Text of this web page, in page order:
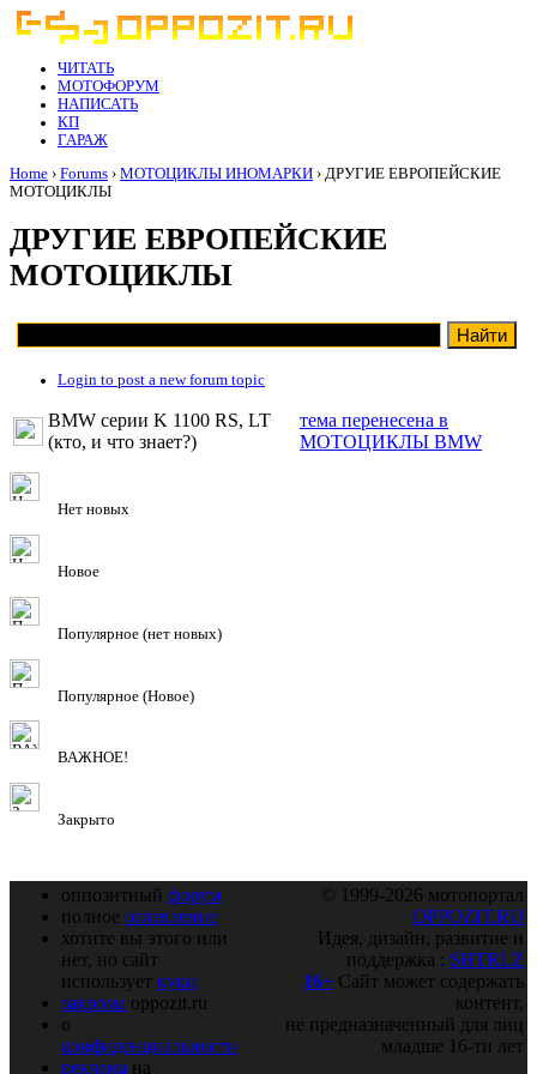
ЧИТАТЬ
МОТОФОРУМ
НАПИСАТЬ
КП
ГАРАЖ
Home › Forums › МОТОЦИКЛЫ ИНОМАРКИ › ДРУГИЕ ЕВРОПЕЙСКИЕ
МОТОЦИКЛЫ
ДРУГИЕ ЕВРОПЕЙСКИЕ
МОТОЦИКЛЫ
Login to post a new forum topic
BMW серии K 1100 RS, LT
(кто, и что знает?)
тема перенесена в
МОТОЦИКЛЫ BMW
Нет новых
Новое
Популярное (нет новых)
Популярное (Новое)
ВАЖНОЕ!
Закрыто
оппозитный форум
полное оглавление
хотите вы этого или
нет, но сайт
использует куки
закрома oppozit.ru
о
конфиденциальности
реклама на
© 1999-2026 мотопортал
OPPOZIT.RU
Идея, дизайн, развитие и
поддержка : SHTRLZ
16+ Сайт может содержать
контент,
не предназначенный для лиц
младше 16-ти лет